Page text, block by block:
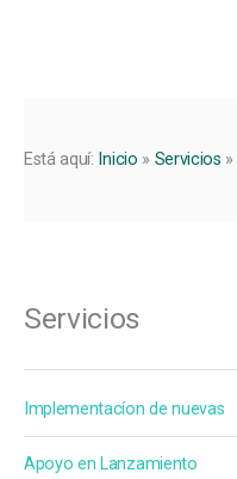
Está aquí: Inicio » Servicios »
Servicios
Implementacíon de nuevas
Apoyo en Lanzamiento